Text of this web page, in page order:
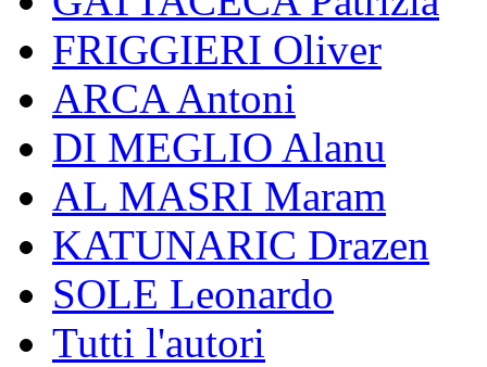
FRIGGIERI Oliver
ARCA Antoni
DI MEGLIO Alanu
AL MASRI Maram
KATUNARIC Drazen
SOLE Leonardo
Tutti l'autori